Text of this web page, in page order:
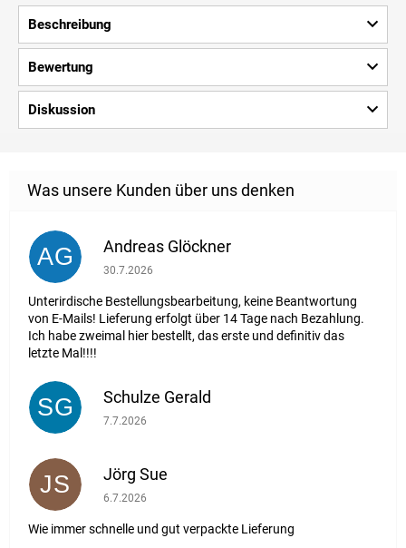
Beschreibung
Bewertung
Diskussion
AG Andreas Glöckner
Die Shop-Bewertung beträgt 1 von 5 Sternen.
30.7.2026
Unterirdische Bestellungsbearbeitung, keine Beantwortung
von E-Mails! Lieferung erfolgt über 14 Tage nach Bezahlung.
Ich habe zweimal hier bestellt, das erste und definitiv das
letzte Mal!!!!
SG Schulze Gerald
Die Shop-Bewertung beträgt 5 von 5 Sternen.
7.7.2026
JS Jörg Sue
Die Shop-Bewertung beträgt 5 von 5 Sternen.
6.7.2026
Wie immer schnelle und gut verpackte Lieferung